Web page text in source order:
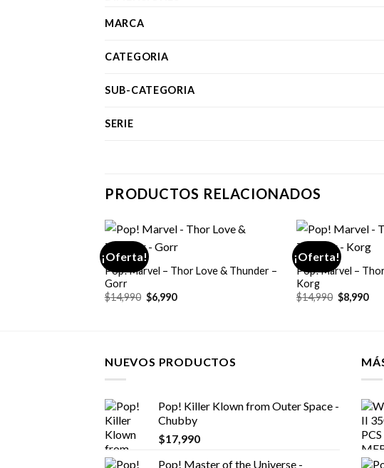
MARCA
CATEGORIA
SUB-CATEGORIA
SERIE
PRODUCTOS RELACIONADOS
¡Oferta!
+
Pop! Marvel – Thor Love & Thunder –
Gorr
$14,990 El
$6,990El
¡Oferta!
+
Pop! Marvel –
Korg
$14,990 El
$8,990El
NUEVOS PRODUCTOS
Pop! Killer Klown from Outer Space -
Chubby
$17,990
Pop! Master of the Universe -